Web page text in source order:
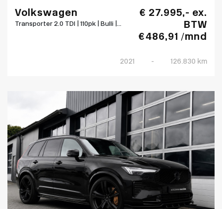
Volkswagen
Transporter 2.0 TDI | 110pk | Bulli |...
€ 27.995,- ex.
BTW
€ 486,91 /mnd
2021 - 126.830 km